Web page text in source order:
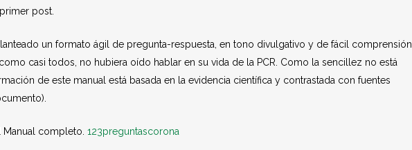
post.
un formato ágil de pregunta-respuesta, en tono divulgativo y de fácil comprensión.
casi todos, no hubiera oído hablar en su vida de la PCR. Como la sencillez no está
de este manual está basada en la evidencia científica y contrastada con fuentes
Manual completo. 123preguntascorona